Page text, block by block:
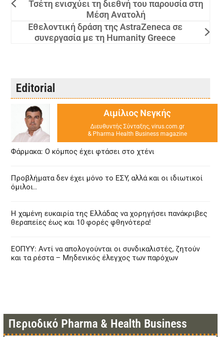
Τσέτη ενισχύει τη διεθνή του παρουσία στη
Μέση Ανατολή
Εθελοντική δράση της AstraZeneca σε
συνεργασία με τη Humanity Greece
Editorial
Αιμίλιος Νεγκής
Διευθυντής Σύνταξης, virus.com.gr
& Pharma Health Business magazine
Φάρμακα: Ο κόμπος έχει φτάσει στο χτένι
Προβλήματα δεν έχει μόνο το ΕΣΥ, αλλά και οι ιδιωτικοί
όμιλοι..
Η χαμένη ευκαιρία της Ελλάδας να χορηγήσει πανάκριβες
θεραπείες έως και 10 φορές φθηνότερα!
ΕΟΠΥΥ: Αντί να απολογούνται οι συνδικαλιστές, ζητούν
και τα ρέστα – Μηδενικός έλεγχος των παρόχων
Περιοδικό Pharma & Health Business